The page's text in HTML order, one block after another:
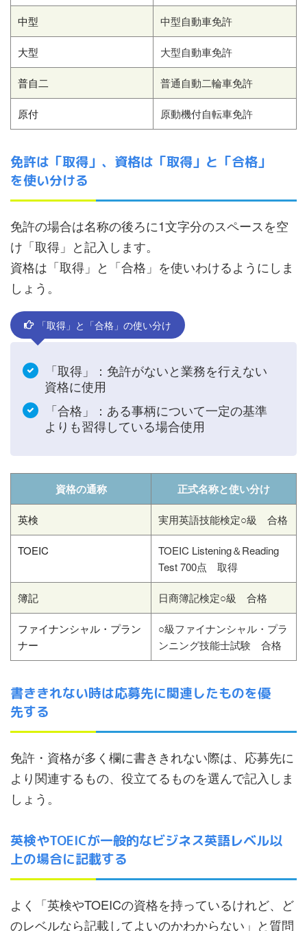
中型 中型自動車免許
大型 大型自動車免許
普自二 普通自動二輪車免許
原付 原動機付自転車免許
免許は「取得」、資格は「取得」と「合格」
を使い分ける
免許の場合は名称の後ろに1文字分のスペースを空
け「取得」と記入します。
資格は「取得」と「合格」を使いわけるようにしま
しょう。
「取得」と「合格」の使い分け
「取得」：免許がないと業務を行えない
資格に使用
「合格」：ある事柄について一定の基準
よりも習得している場合使用
資格の通称 正式名称と使い分け
英検 実用英語技能検定○級 合格
TOEIC
TOEIC Listening＆Reading
Test 700点 取得
簿記 日商簿記検定○級 合格
ファイナンシャル・プラン
ナー
○級ファイナンシャル・プラ
ンニング技能士試験 合格
書ききれない時は応募先に関連したものを優
先する
免許・資格が多く欄に書ききれない際は、応募先に
より関連するもの、役立てるものを選んで記入しま
しょう。
英検やTOEICが一般的なビジネス英語レベル以
上の場合に記載する
よく「英検やTOEICの資格を持っているけれど、ど
のレベルなら記載してよいのかわからない」と質問